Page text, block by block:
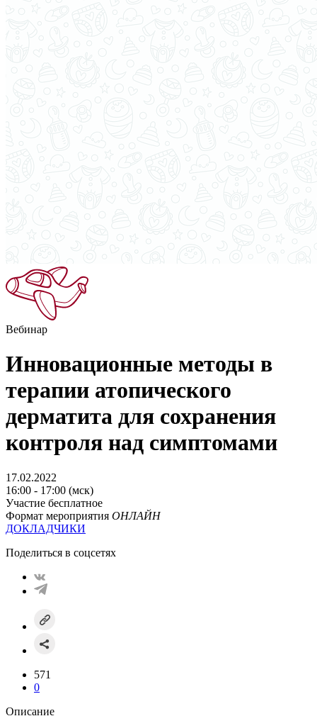
Вебинар
Инновационные методы в
терапии атопического
дерматита для сохранения
контроля над симптомами
17.02.2022
16:00 - 17:00 (мск)
Участие бесплатное
Формат мероприятия ОНЛАЙН
ДОКЛАДЧИКИ
Поделиться в соцсетях
571
0
Описание